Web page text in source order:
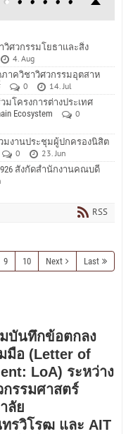
วิศวกรรมโยธาและสิ่ง
4. Aug
ภาควิชาวิศวกรรมอุตสาห
0
14. Jul
โครงการต่างประเทศ
Ecosystem
0
มงานประชุมผู้ปกครองนิสิต
0
23. Jun
สังกัดสำนักงานคณบดี
RSS
9 10 Next Last
บันทึกข้อตกลง
มือ (Letter of
LoA) ระหว่าง
รรมศาสตร์
ลัย
รวิโรฒ และ AIT